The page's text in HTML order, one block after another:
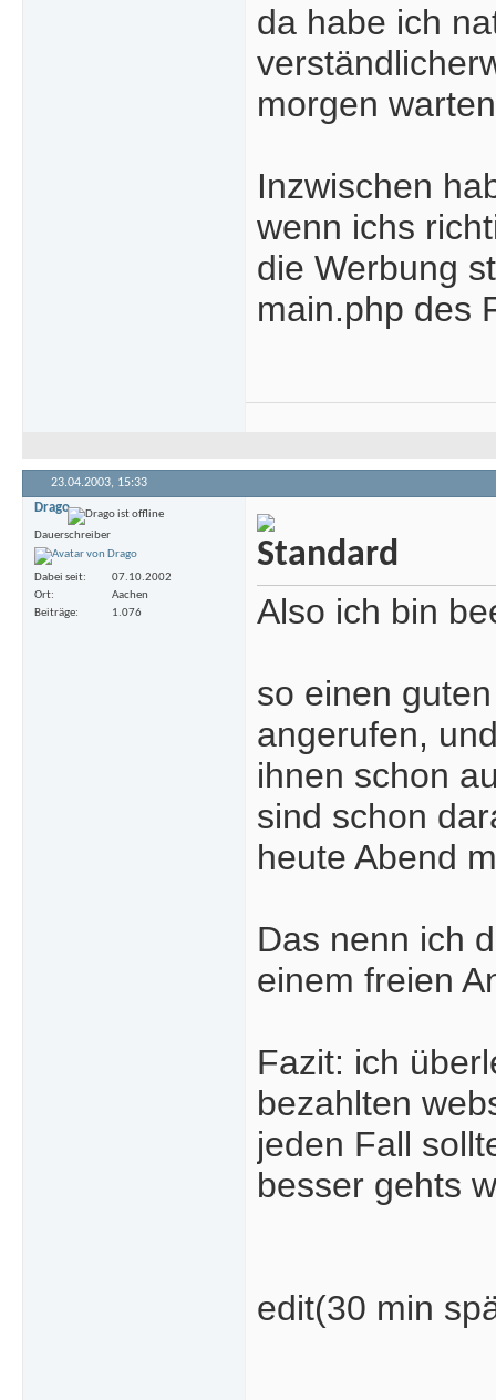
da habe ich
morgen
Inzwischen
wenn ichs
die Werbung
main.php des
23.04.2003, 15:33
Drago
Dauerschreiber
Dabei seit
07.10.2002
Ort
Aachen
Beiträge
1.076 Also ich bin
so einen
angerufen,
ihnen schon
sind schon
heute Abend
Das nenn ich
einem freien
Fazit: ich
bezahlten
jeden Fall
besser gehts
edit(30 min